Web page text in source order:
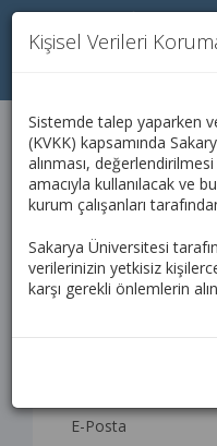
Kalite Yönetim Sistemi
Kişisel Verileri
Sistemde talep yaparken
(KVKK) kapsamında
alınması,
amacıyla kullanılacak ve
kurum çalışanları
Sakarya Üniversitesi
verilerinizin yetkisiz
karşı gerekli önlemlerin
Memnuniyet
Adınız
E-Posta